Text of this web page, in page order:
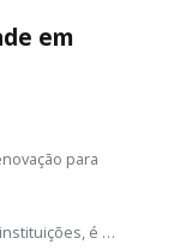
em
para
é …